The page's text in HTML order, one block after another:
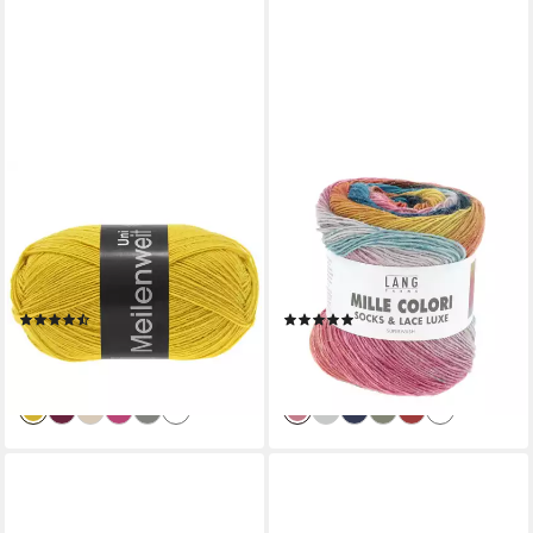
Häkelwolle, 420 m (4-fach
Sockenwolle in 25 Uni-
Farben), 100 g
(19)
6,95 €
(69,50 €/ 1 kg)
LANG YARNS
MILLE COLORI SOCKS &
LACE LUXE Häkelwolle, 400
m (100 Gramm), 4-fädige
Sockenwolle mit Lurexfaden
(1)
12,95 €
(129,50 €/ 1 kg)
lieferbar - in 3-4 Werktagen bei dir